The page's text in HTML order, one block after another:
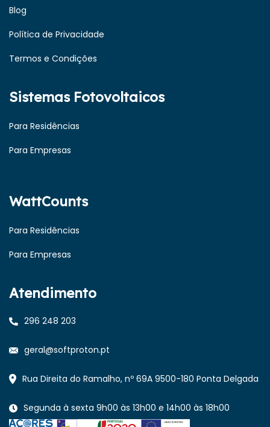
Blog
Política de Privacidade
Termos e Condições
Sistemas Fotovoltaicos
Para Residências
Para Empresas
WattCounts
Para Residências
Para Empresas
Atendimento
296 248 203
geral@softproton.pt
Rua Direita do Ramalho, nº 69A 9500-180 Ponta Delgada
Segunda à sexta 9h00 às 13h00 e 14h00 às 18h00